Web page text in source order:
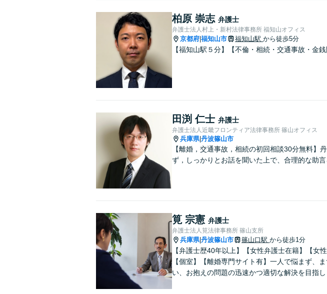
柏原 崇志 弁護士
弁護士法人村上・新村法律事務所 福知山オフィス
京都府 福知山市 福知山駅 から徒歩5分
【福知山駅５分】【不倫・相続・交通事故・金
田渕 仁士 弁護士
弁護士法人近畿フロンティア法律事務所 篠山オフィス
兵庫県|丹波篠山市
【離婚，交通事故，相続の初回相談30分無料】
ず，しっかりとお話を聞いた上で、合理的な助
筧 宗憲 弁護士
弁護士法人筧法律事務所 篠山支所
兵庫県|丹波篠山市 篠山口駅 から徒歩1分
【弁護士歴40年以上】【女性弁護士在籍】【女
【個室】【離婚専門サイト有】一人で悩まず、
い、お抱えの問題の迅速かつ適切な解決を目指し